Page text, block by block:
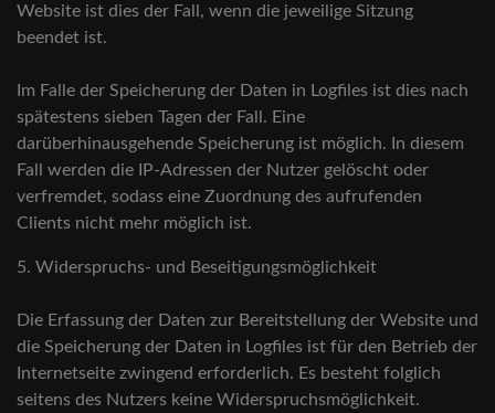
Website ist dies der Fall, wenn die jeweilige Sitzung
beendet ist.
Im Falle der Speicherung der Daten in Logfiles ist dies nach
spätestens sieben Tagen der Fall. Eine
darüberhinausgehende Speicherung ist möglich. In diesem
Fall werden die IP-Adressen der Nutzer gelöscht oder
verfremdet, sodass eine Zuordnung des aufrufenden
Clients nicht mehr möglich ist.
5. Widerspruchs- und Beseitigungsmöglichkeit
Die Erfassung der Daten zur Bereitstellung der Website und
die Speicherung der Daten in Logfiles ist für den Betrieb der
Internetseite zwingend erforderlich. Es besteht folglich
seitens des Nutzers keine Widerspruchsmöglichkeit.